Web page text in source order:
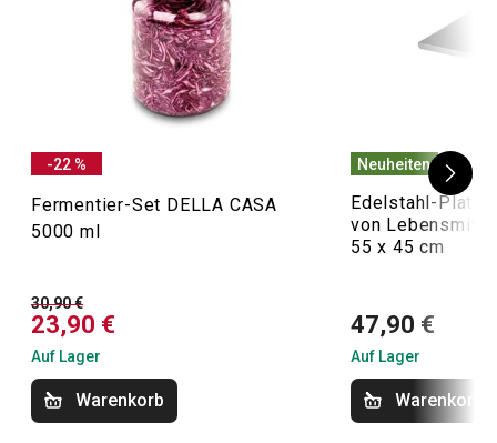
-22 %
Fermentier-Set DELLA CASA
5000 ml
30,90 €
23,90 €
Auf Lager
Warenkorb
Neuheiten
Edelstahl-Platte
von
55 x 45 cm
47,90 €
Auf Lager
Warenkorb